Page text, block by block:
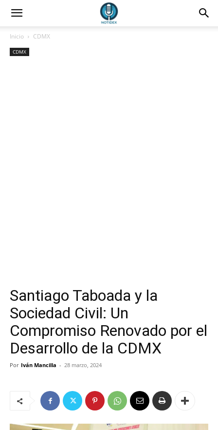
Inicio CDMX
CDMX
Santiago Taboada y la
Sociedad Civil: Un
Compromiso Renovado por el
Desarrollo de la CDMX
Por Iván Mancilla - 28 marzo, 2024